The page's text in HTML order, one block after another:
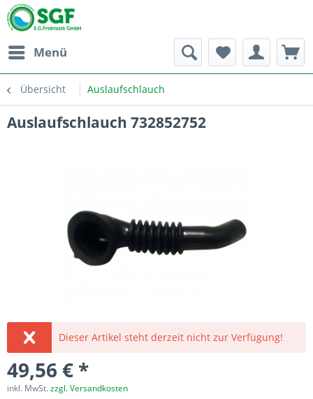
Menü
Übersicht Auslaufschlauch
Auslaufschlauch 732852752
Dieser Artikel steht derzeit nicht zur Verfügung!
49,56 € *
inkl. MwSt.zzgl. Versandkosten